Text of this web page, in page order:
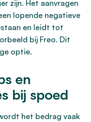
zijn. Het aanvragen
lopende negatieve
en leidt tot
bij Freo. Dit
optie.
en
bij spoed
het bedrag vaak